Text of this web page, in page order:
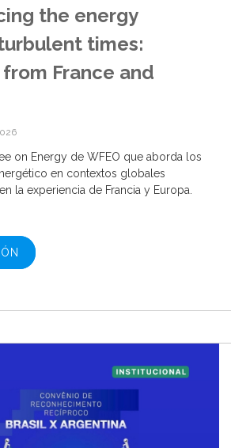
the energy
times:
France and
on Energy de WFEO que aborda los
en contextos globales
la experiencia de Francia y Europa.